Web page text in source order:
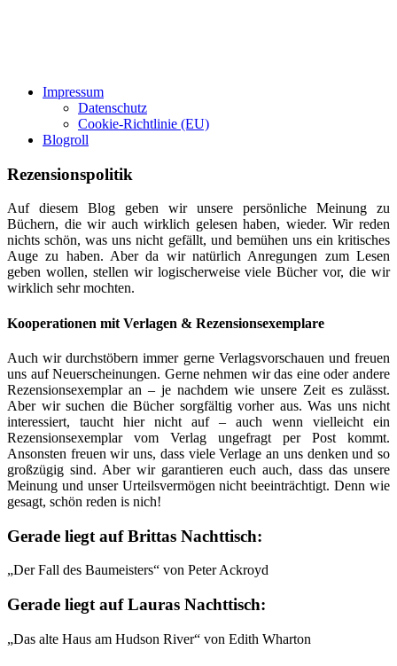
Impressum
Datenschutz
Cookie-Richtlinie (EU)
Blogroll
Rezensionspolitik
Auf diesem Blog geben wir unsere persönliche Meinung zu
Büchern, die wir auch wirklich gelesen haben, wieder. Wir reden
nichts schön, was uns nicht gefällt, und bemühen uns ein kritisches
Auge zu haben. Aber da wir natürlich Anregungen zum Lesen
geben wollen, stellen wir logischerweise viele Bücher vor, die wir
wirklich sehr mochten.
Kooperationen mit Verlagen & Rezensionsexemplare
Auch wir durchstöbern immer gerne Verlagsvorschauen und freuen
uns auf Neuerscheinungen. Gerne nehmen wir das eine oder andere
Rezensionsexemplar an – je nachdem wie unsere Zeit es zulässt.
Aber wir suchen die Bücher sorgfältig vorher aus. Was uns nicht
interessiert, taucht hier nicht auf – auch wenn vielleicht ein
Rezensionsexemplar vom Verlag ungefragt per Post kommt.
Ansonsten freuen wir uns, dass viele Verlage an uns denken und so
großzügig sind. Aber wir garantieren euch auch, dass das unsere
Meinung und unser Urteilsvermögen nicht beeinträchtigt. Denn wie
gesagt, schön reden is nich!
Gerade liegt auf Brittas Nachttisch:
„Der Fall des Baumeisters“ von Peter Ackroyd
Gerade liegt auf Lauras Nachttisch:
„Das alte Haus am Hudson River“ von Edith Wharton